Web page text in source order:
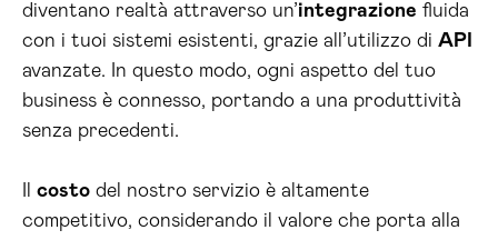
diventano realtà attraverso un’integrazione fluida
con i tuoi sistemi esistenti, grazie all’utilizzo di API
avanzate. In questo modo, ogni aspetto del tuo
business è connesso, portando a una produttività
senza precedenti.
costo del nostro servizio è altamente
competitivo, considerando il valore che porta alla